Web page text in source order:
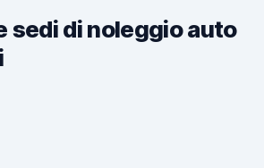
sedi di noleggio auto